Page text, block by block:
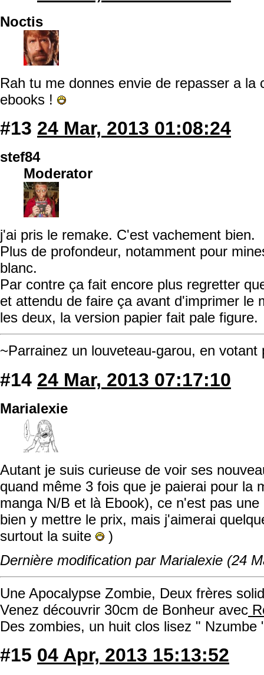
Noctis
Rah tu me donnes envie de repasser a la
ebooks !
#13 24 Mar, 2013 01:08:24
stef84
Moderator
j'ai pris le remake. C'est vachement bien.
Plus de profondeur, notamment pour
blanc.
Par contre ça fait encore plus regretter
et attendu de faire ça avant d'imprimer le
les deux, la version papier fait pale figure.
~Parrainez un louveteau-garou, en
#14 24 Mar, 2013 07:17:10
Marialexie
Autant je suis curieuse de voir ses
quand même 3 fois que je paierai pour la
manga N/B et là Ebook), ce n'est pas
bien y mettre le prix, mais j'aimerai
surtout la suite
)
Dernière modification par Marialexie (24
Une Apocalypse Zombie, Deux frères
Venez découvrir 30cm de Bonheur avec
Des zombies, un huit clos lisez " Nzumbe
#15 04 Apr, 2013 15:13:52